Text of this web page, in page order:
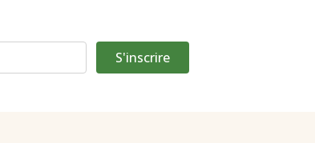
S'inscrire